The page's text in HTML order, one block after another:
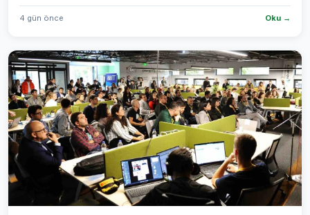
4 gün önce Oku →